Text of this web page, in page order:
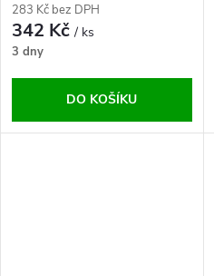
283 Kč bez DPH
342 Kč/ ks
3 dny
DO KOŠÍKU